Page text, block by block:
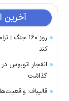
آخرین
روز ۱۶۰
کند
گذاشت
قالیباف: